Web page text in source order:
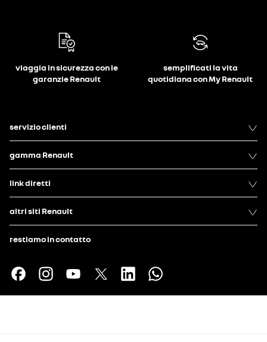
viaggia in sicurezza con le
garanzie Renault
semplificati la vita
quotidiana con My Renault
servizio clienti
gamma Renault
link diretti
altri siti Renault
restiamo in contatto